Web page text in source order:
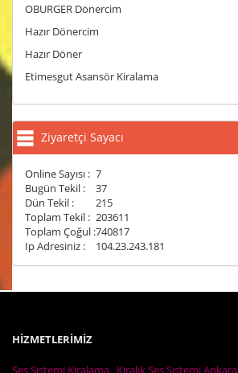
OBURGER Dönercim
Hazır Dönercim
Hazır Döner
Etimesgut Asansör Kiralama
Ziyaretçi Sayacı
Online Sayısı : 7
Bugün Tekil :
37
Dün Tekil :
215
Toplam Tekil : 203611
Toplam Çoğul :740817
Ip Adresiniz :
104.23.243.181
HİZMETLERİMİZ
Ses Sistemi Kiralama Kiralık Ses Sistemi Ankara